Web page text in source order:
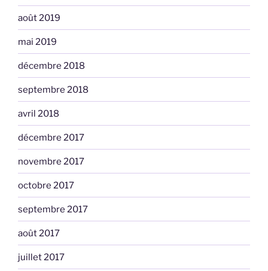
août 2019
mai 2019
décembre 2018
septembre 2018
avril 2018
décembre 2017
novembre 2017
octobre 2017
septembre 2017
août 2017
juillet 2017